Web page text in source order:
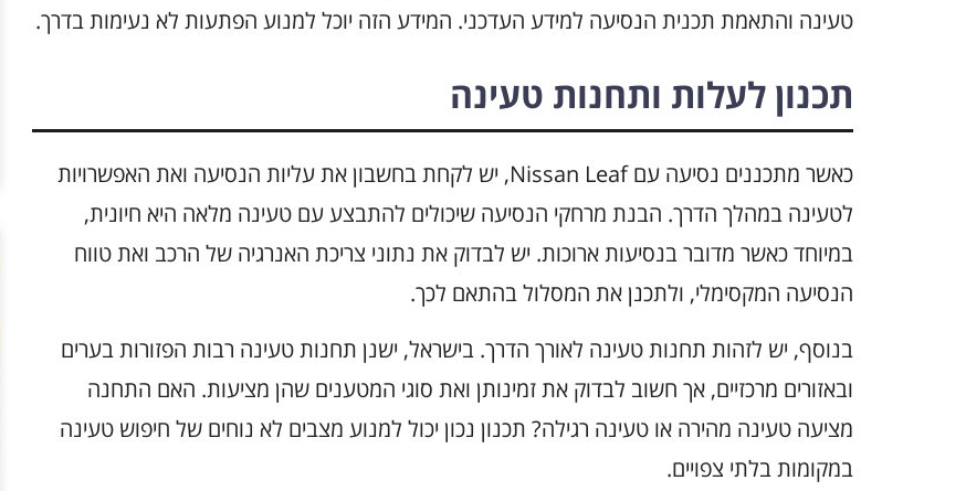
טעינה והתאמת תכנית הנסיעה למידע העדכני. המידע הזה יוכל למנוע הפתעות לא נעימות בדרך.
תכנון לעלות ותחנות טעינה
כאשר מתכננים נסיעה עם Nissan Leaf, יש לקחת בחשבון את עליות הנסיעה ואת האפשרויות
לטעינה במהלך הדרך. הבנת מרחקי הנסיעה שיכולים להתבצע עם טעינה מלאה היא חיונית,
במיוחד כאשר מדובר בנסיעות ארוכות. יש לבדוק את נתוני צריכת האנרגיה של הרכב ואת טווח
הנסיעה המקסימלי, ולתכנן את המסלול בהתאם לכך.
בנוסף, יש לזהות תחנות טעינה לאורך הדרך. בישראל, ישנן תחנות טעינה רבות הפזורות בערים
ובאזורים מרכזיים, אך חשוב לבדוק את זמינותן ואת סוגי המטענים שהן מציעות. האם התחנה
מציעה טעינה מהירה או טעינה רגילה? תכנון נכון יכול למנוע מצבים לא נוחים של חיפוש טעינה
במקומות בלתי צפויים.